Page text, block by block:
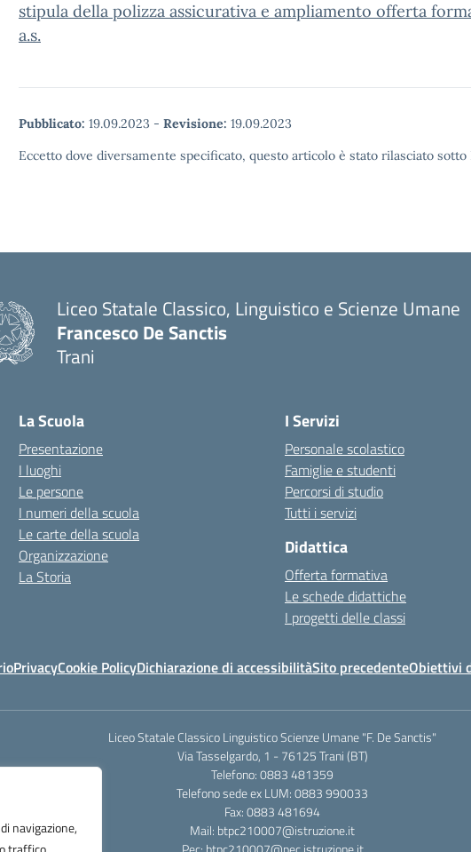
navigazione,
stipula della polizza assicurativa e ampliamento offerta
a.s.
Pubblicato: 19.09.2023 - Revisione: 19.09.2023
Eccetto dove diversamente specificato, questo articolo è stato rilasciato
Liceo Statale Classico, Linguistico e Scienze Umane
Francesco De Sanctis
Trani
La Scuola
Presentazione
I luoghi
Le persone
I numeri della scuola
Le carte della scuola
Organizzazione
La Storia
I Servizi
Personale scolastico
Famiglie e studenti
Percorsi di studio
Tutti i servizi
Didattica
Offerta formativa
Le schede didattiche
I progetti delle classi
PrivacyCookie PolicyDichiarazione di accessibilitàSito precedenteObiettivi
Liceo Statale Classico Linguistico Scienze Umane "F. De Sanctis"
Via Tasselgardo, 1 - 76125 Trani (BT)
Telefono: 0883 481359
Telefono sede ex LUM: 0883 990033
Fax: 0883 481694
Mail: btpc210007@istruzione.it